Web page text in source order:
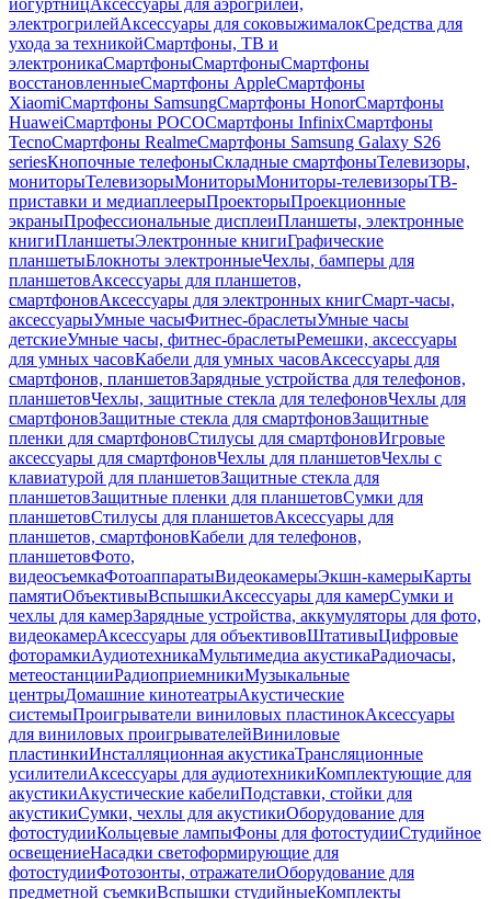
йогуртницАксессуары для аэрогрилей,
электрогрилейАксессуары для соковыжималокСредства для
ухода за техникойСмартфоны, ТВ и
электроникаСмартфоныСмартфоныСмартфоны
восстановленныеСмартфоны AppleСмартфоны
XiaomiСмартфоны SamsungСмартфоны HonorСмартфоны
HuaweiСмартфоны POCOСмартфоны InfinixСмартфоны
TecnoСмартфоны RealmeСмартфоны Samsung Galaxy S26
seriesКнопочные телефоныСкладные смартфоныТелевизоры,
мониторыТелевизорыМониторыМониторы-телевизорыТВ-
приставки и медиаплеерыПроекторыПроекционные
экраныПрофессиональные дисплеиПланшеты, электронные
книгиПланшетыЭлектронные книгиГрафические
планшетыБлокноты электронныеЧехлы, бамперы для
планшетовАксессуары для планшетов,
смартфоновАксессуары для электронных книгСмарт-часы,
аксессуарыУмные часыФитнес-браслетыУмные часы
детскиеУмные часы, фитнес-браслетыРемешки, аксессуары
для умных часовКабели для умных часовАксессуары для
смартфонов, планшетовЗарядные устройства для телефонов,
планшетовЧехлы, защитные стекла для телефоновЧехлы для
смартфоновЗащитные стекла для смартфоновЗащитные
пленки для смартфоновСтилусы для смартфоновИгровые
аксессуары для смартфоновЧехлы для планшетовЧехлы с
клавиатурой для планшетовЗащитные стекла для
планшетовЗащитные пленки для планшетовСумки для
планшетовСтилусы для планшетовАксессуары для
планшетов, смартфоновКабели для телефонов,
планшетовФото,
видеосъемкаФотоаппаратыВидеокамерыЭкшн-камерыКарты
памятиОбъективыВспышкиАксессуары для камерСумки и
чехлы для камерЗарядные устройства, аккумуляторы для фото,
видеокамерАксессуары для объективовШтативыЦифровые
фоторамкиАудиотехникаМультимедиа акустикаРадиочасы,
метеостанцииРадиоприемникиМузыкальные
центрыДомашние кинотеатрыАкустические
системыПроигрыватели виниловых пластинокАксессуары
для виниловых проигрывателейВиниловые
пластинкиИнсталляционная акустикаТрансляционные
усилителиАксессуары для аудиотехникиКомплектующие для
акустикиАкустические кабелиПодставки, стойки для
акустикиСумки, чехлы для акустикиОборудование для
фотостудииКольцевые лампыФоны для фотостудииСтудийное
освещениеНасадки светоформирующие для
фотостудииФотозонты, отражателиОборудование для
предметной съемкиВспышки студийныеКомплекты